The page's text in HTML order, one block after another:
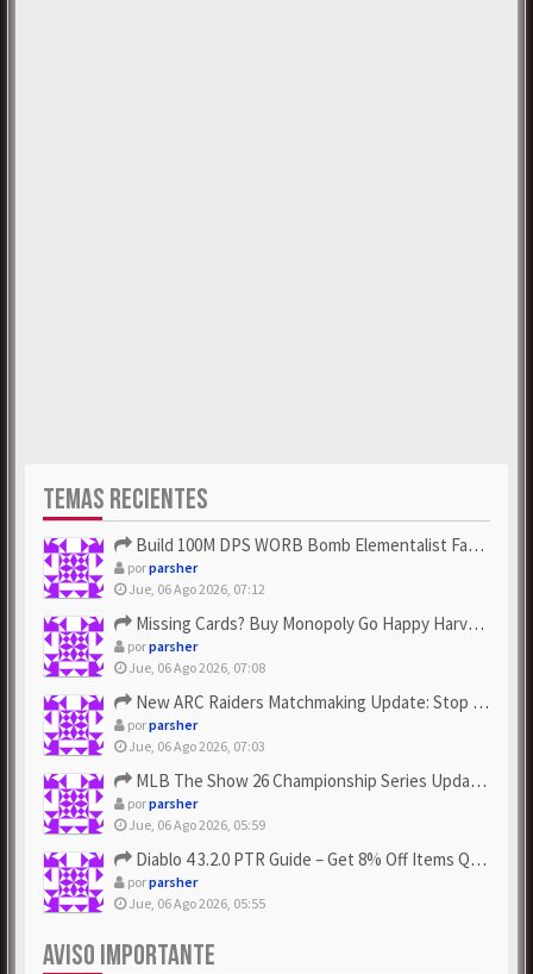
TEMAS RECIENTES
Build 100M DPS WORB Bomb Elementalist Fast - Grab POE Curren...
porparsher
Jue, 06 Ago 2026, 07:12
Missing Cards? Buy Monopoly Go Happy Harvest with Looney Tun...
porparsher
Jue, 06 Ago 2026, 07:08
New ARC Raiders Matchmaking Update: Stop Failed - Grab Bluep...
porparsher
Jue, 06 Ago 2026, 07:03
MLB The Show 26 Championship Series Update! Get Cheap & ...
porparsher
Jue, 06 Ago 2026, 05:59
Diablo 4 3.2.0 PTR Guide – Get 8% Off Items Quickly to Test ...
porparsher
Jue, 06 Ago 2026, 05:55
AVISO IMPORTANTE